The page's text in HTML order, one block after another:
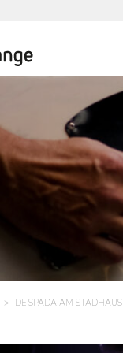
DE SPADA AM STADHAUS